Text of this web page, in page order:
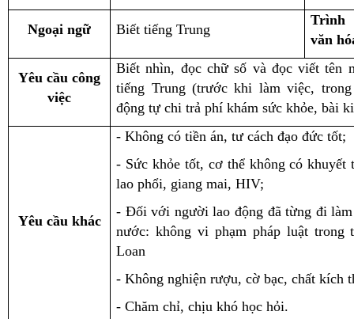
Ngoại ngữ Biết tiếng Trung
Trình
văn
Yêu cầu công
việc
Biết nhìn, đọc chữ số và đọc viết tên
tiếng Trung (trước khi làm việc,
động tự chi trả phí khám sức khỏe, bài
Yêu cầu khác
- Không có tiền án, tư cách đạo đức tốt;
- Sức khỏe tốt, cơ thể không có khuyết
lao phổi, giang mai, HIV;
- Đối với người lao động đã từng đi
nước: không vi phạm pháp luật
Loan
- Không nghiện rượu, cờ bạc, chất kích
- Chăm chỉ, chịu khó học hỏi.